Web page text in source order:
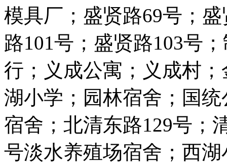
模具厂；盛贤路69号；
路101号；盛贤路103号
行；义成公寓；义成村
湖小学；园林宿舍；国
宿舍；北清东路129号；
号淡水养殖场宿舍；西